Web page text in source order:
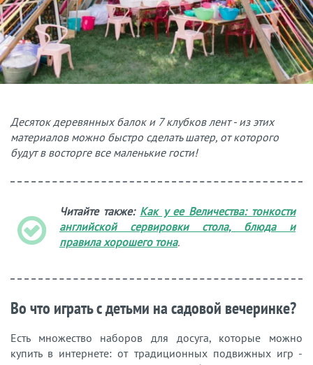
Десяток деревянных балок и 7 клубков лент - из этих
материалов можно быстро сделать шатер, от которого
будут в восторге все маленькие гости!
Читайте также: Как у ее Величества: тонкости
английской сервировки стола, блюда и
правила хорошего тона.
Во что играть с детьми на садовой вечеринке?
Есть множество наборов для досуга, которые можно
купить в интернете: от традиционных подвижных игр -